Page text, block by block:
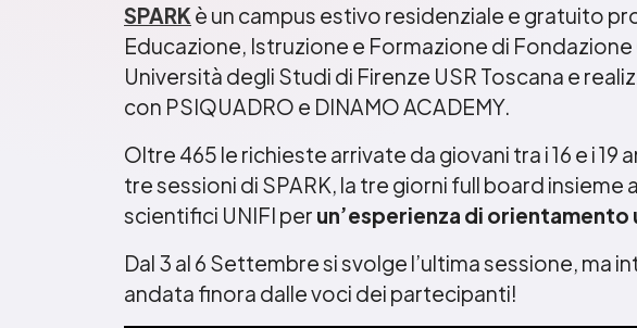
SPARK è un campus estivo residenziale e gratuito
Educazione, Istruzione e Formazione di Fondazione
Università degli Studi di Firenze USR Toscana e
con PSIQUADRO e DINAMO ACADEMY.
Oltre 465 le richieste arrivate da giovani tra i 16 e i 19
tre sessioni di SPARK, la tre giorni full board insieme
scientifici UNIFI per un’esperienza di orientamento
Dal 3 al 6 Settembre si svolge l’ultima sessione, ma
andata finora dalle voci dei partecipanti!